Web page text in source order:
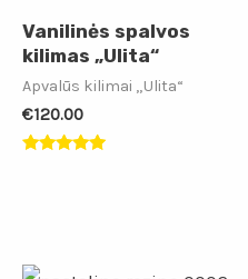
Vanilinės spalvos
kilimas „Ulita“
Apvalūs kilimai „Ulita“
€120.00